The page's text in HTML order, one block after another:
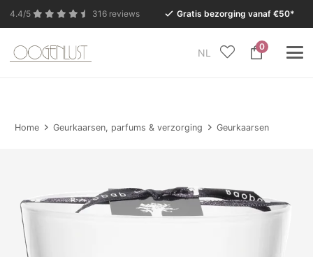
4.4/5 316 reviews Gratis bezorging vanaf €50*
NL
0
In verband met de zomervakantie is onze Conceptstore
Home Geurkaarsen, parfums & verzorging Geurkaarsen